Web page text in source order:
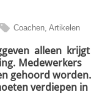
Coachen, Artikelen
alleen krijgt
Medewerkers
gehoord worden.
verdiepen in